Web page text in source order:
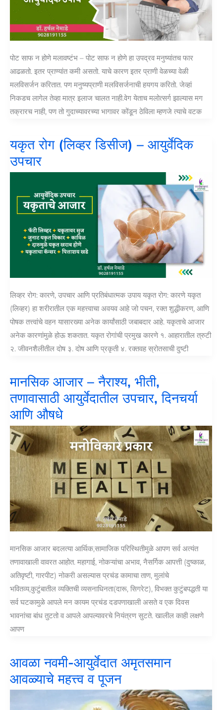
पोट साफ न होणे मलावष्टंभ – पोट साफ न होणे हा उपद्रव मनुष्यांतच फार
आढळतो. इतर प्राण्यांत कमी असतो. याचे कारण इतर प्राणी वेळच्या वेळी
मलविसर्जन करितात. पण मनुष्यप्राणी मलविसर्जनाची हयगय करितो. जेव्हां
निकडच लागेल तेव्हा मात्र इलाज चालत नाही.वेग येताच मलोत्सर्ग झाल्यास मग
तक्रारच नाही, पण तो गुदाच्यावरच्या भागावर कोंडून ठेविला म्हणजे त्याचे वटक
यकृत रोग (लिव्हर डिसीज) – आयुर्वेदिक
उपचार
लिव्हर रोग: कारणे, उपचार आणि प्रतिबंधात्मक उपाय यकृत रोग: कारणे यकृत
(लिव्हर) हा शरीरातील एक महत्त्वाचा अवयव आहे जो पचन, रक्त शुद्धीकरण, आणि
पोषक तत्त्वांचे वहन यासारख्या अनेक कार्यांसाठी जबाबदार आहे. यकृताचे आजार
अनेक कारणांमुळे होऊ शकतात. यकृत रोगांची प्रमुख कारणे १. आहारातील त्रुटी
२. जीवनशैलीतील दोष ३. दोष आणि प्रकृती ४. रक्तवह स्रोतसाची दुष्टी
मानसिक आजार – नैराश्य, भीती,
तणावासाठी आयुर्वेदातील उपचार, दिनचर्या
आणि औषधे
मानसिक आजार बदलत्या आर्थिक,सामाजिक परिस्थितीमुळे आपण सर्व अत्यंत
तणावाखाली वावरत आहोत. महागाई, नोकऱ्यांचा अभाव, नैसर्गिक आपत्ती (दुष्काळ,
अतिवृष्टी, गारपीट) नोकरी असल्यास प्रचंड कामाचा ताण, मुलांचे
भवितव्य,कुटुंबातील व्यक्तिची व्यसनाधिनता(दारू, सिगरेट), विभक्त कुटुंबपद्धती या
सर्व घटकामुळे आपले मन कायम प्रचंड दडपणाखाली असते व एक दिवस
भावनांचा बांध तुटतो व आपले आपल्यावरचे नियंत्रण सुटते. खालील काही लक्षणे
आपण
आवळा नवमी-आयुर्वेदात अमृतसमान
आवळ्याचे महत्त्व व पूजन